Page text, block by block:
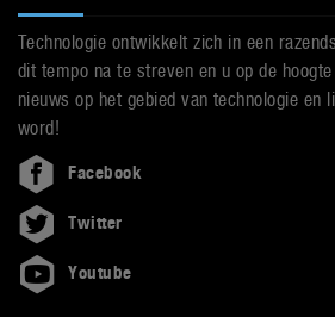
Technologie ontwikkelt zich in een
dit tempo na te streven en u op de
nieuws op het gebied van technologie en
word!
Facebook
Twitter
Youtube